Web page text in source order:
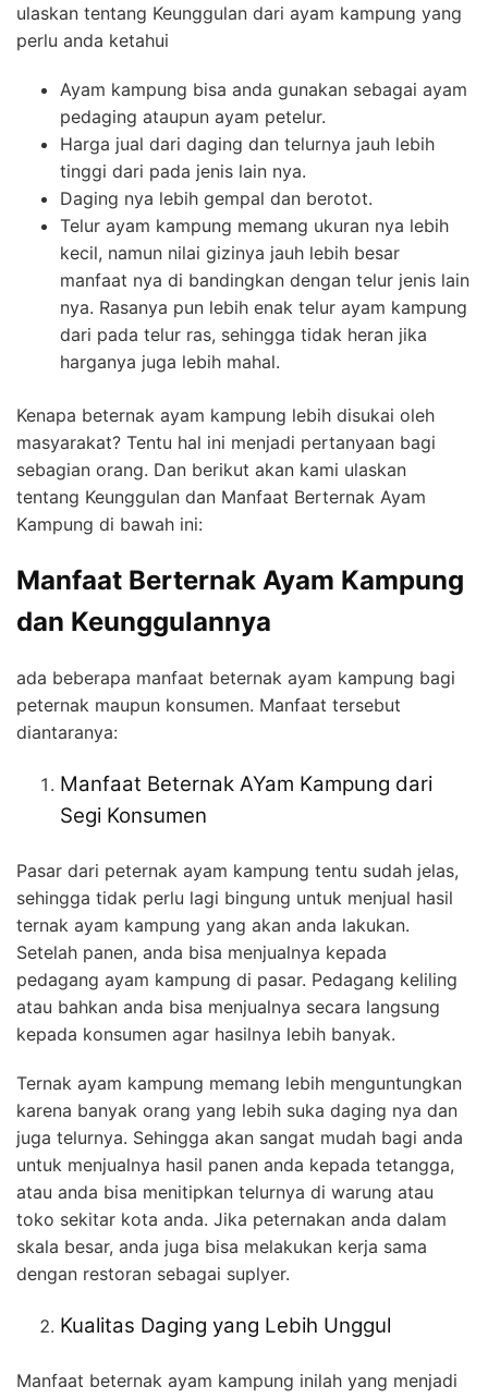
ulaskan tentang Keunggulan dari ayam kampung yang
perlu anda ketahui
Ayam kampung bisa anda gunakan sebagai ayam
pedaging ataupun ayam petelur.
Harga jual dari daging dan telurnya jauh lebih
tinggi dari pada jenis lain nya.
Daging nya lebih gempal dan berotot.
Telur ayam kampung memang ukuran nya lebih
kecil, namun nilai gizinya jauh lebih besar
manfaat nya di bandingkan dengan telur jenis lain
nya. Rasanya pun lebih enak telur ayam kampung
dari pada telur ras, sehingga tidak heran jika
harganya juga lebih mahal.
Kenapa beternak ayam kampung lebih disukai oleh
masyarakat? Tentu hal ini menjadi pertanyaan bagi
sebagian orang. Dan berikut akan kami ulaskan
tentang Keunggulan dan Manfaat Berternak Ayam
Kampung di bawah ini:
Manfaat Berternak Ayam Kampung
dan Keunggulannya
ada beberapa manfaat beternak ayam kampung bagi
peternak maupun konsumen. Manfaat tersebut
diantaranya:
Manfaat Beternak AYam Kampung dari
Segi Konsumen
Pasar dari peternak ayam kampung tentu sudah jelas,
sehingga tidak perlu lagi bingung untuk menjual hasil
ternak ayam kampung yang akan anda lakukan.
Setelah panen, anda bisa menjualnya kepada
pedagang ayam kampung di pasar. Pedagang keliling
atau bahkan anda bisa menjualnya secara langsung
kepada konsumen agar hasilnya lebih banyak.
Ternak ayam kampung memang lebih menguntungkan
karena banyak orang yang lebih suka daging nya dan
juga telurnya. Sehingga akan sangat mudah bagi anda
untuk menjualnya hasil panen anda kepada tetangga,
atau anda bisa menitipkan telurnya di warung atau
toko sekitar kota anda. Jika peternakan anda dalam
skala besar, anda juga bisa melakukan kerja sama
dengan restoran sebagai suplyer.
Kualitas Daging yang Lebih Unggul
Manfaat beternak ayam kampung inilah yang menjadi